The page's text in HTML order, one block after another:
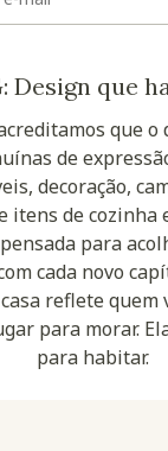
Design que
que o
de
decoração,
itens de cozinha
para
cada novo
reflete quem
para morar.
para habitar.